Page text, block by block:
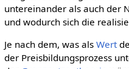
untereinander als auch der
und wodurch sich die
Je nach dem, was als Wert
der Preisbildungsprozess